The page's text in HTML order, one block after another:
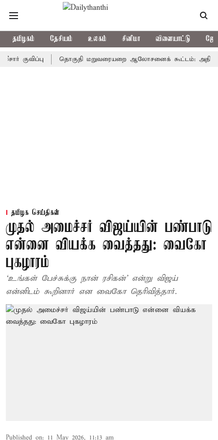
தமிழகம் தேசியம் உலகம் சினிமா விளையாட்டு
தொகுதி மறுவரையறை ஆலோசனைக் கூட்டம்: அதிமுக
தமிழக செய்திகள்
முதல் அமைச்சர் விஜய்யின் பண்பாடு
என்னை வியக்க வைத்தது: வைகோ
புகழாரம்
‘உங்கள் பேச்சுக்கு நான் ரசிகன்’ என்று விஜய்
என்னிடம் கூறினார் என வைகோ தெரிவித்தார்.
Published on: 11 May 2026, 11:13 am